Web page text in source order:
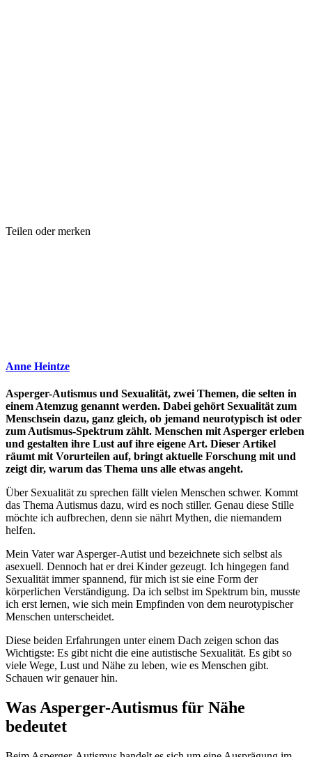
Teilen oder merken
Anne Heintze
Asperger-Autismus und Sexualität, zwei Themen, die selten in
einem Atemzug genannt werden. Dabei gehört Sexualität zum
Menschsein dazu, ganz gleich, ob jemand neurotypisch ist oder
zum Autismus-Spektrum zählt. Menschen mit Asperger erleben
und gestalten ihre Lust auf ihre eigene Art. Dieser Artikel
räumt mit Vorurteilen auf, bringt aktuelle Forschung mit und
zeigt dir, warum das Thema uns alle etwas angeht.
Über Sexualität zu sprechen fällt vielen Menschen schwer. Kommt
das Thema Autismus dazu, wird es noch stiller. Genau diese Stille
möchte ich aufbrechen, denn sie nährt Mythen, die niemandem
helfen.
Mein Vater war Asperger-Autist und bezeichnete sich selbst als
asexuell. Dennoch hat er drei Kinder gezeugt. Ich hingegen fand
Sexualität immer spannend, für mich ist sie eine Form der
körperlichen Verständigung. Da ich selbst im Spektrum bin, musste
ich erst lernen, wie sich mein Empfinden von dem neurotypischer
Menschen unterscheidet.
Diese beiden Erfahrungen unter einem Dach zeigen schon das
Wichtigste: Es gibt nicht die eine autistische Sexualität. Es gibt so
viele Wege, Lust und Nähe zu leben, wie es Menschen gibt.
Schauen wir genauer hin.
Was Asperger-Autismus für Nähe
bedeutet